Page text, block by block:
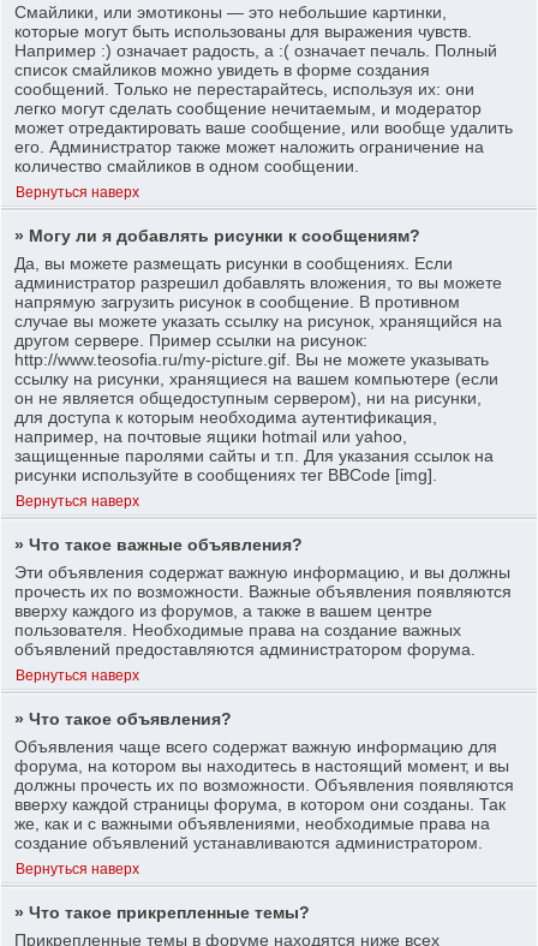
Смайлики, или эмотиконы — это небольшие картинки,
которые могут быть использованы для выражения чувств.
Например :) означает радость, а :( означает печаль. Полный
список смайликов можно увидеть в форме создания
сообщений. Только не перестарайтесь, используя их: они
легко могут сделать сообщение нечитаемым, и модератор
может отредактировать ваше сообщение, или вообще удалить
его. Администратор также может наложить ограничение на
количество смайликов в одном сообщении.
Вернуться наверх
» Могу ли я добавлять рисунки к сообщениям?
Да, вы можете размещать рисунки в сообщениях. Если
администратор разрешил добавлять вложения, то вы можете
напрямую загрузить рисунок в сообщение. В противном
случае вы можете указать ссылку на рисунок, хранящийся на
другом сервере. Пример ссылки на рисунок:
http://www.teosofia.ru/my-picture.gif. Вы не можете указывать
ссылку на рисунки, хранящиеся на вашем компьютере (если
он не является общедоступным сервером), ни на рисунки,
для доступа к которым необходима аутентификация,
например, на почтовые ящики hotmail или yahoo,
защищенные паролями сайты и т.п. Для указания ссылок на
рисунки используйте в сообщениях тег BBCode [img].
Вернуться наверх
» Что такое важные объявления?
Эти объявления содержат важную информацию, и вы должны
прочесть их по возможности. Важные объявления появляются
вверху каждого из форумов, а также в вашем центре
пользователя. Необходимые права на создание важных
объявлений предоставляются администратором форума.
Вернуться наверх
» Что такое объявления?
Объявления чаще всего содержат важную информацию для
форума, на котором вы находитесь в настоящий момент, и вы
должны прочесть их по возможности. Объявления появляются
вверху каждой страницы форума, в котором они созданы. Так
же, как и с важными объявлениями, необходимые права на
создание объявлений устанавливаются администратором.
Вернуться наверх
» Что такое прикрепленные темы?
Прикрепленные темы в форуме находятся ниже всех